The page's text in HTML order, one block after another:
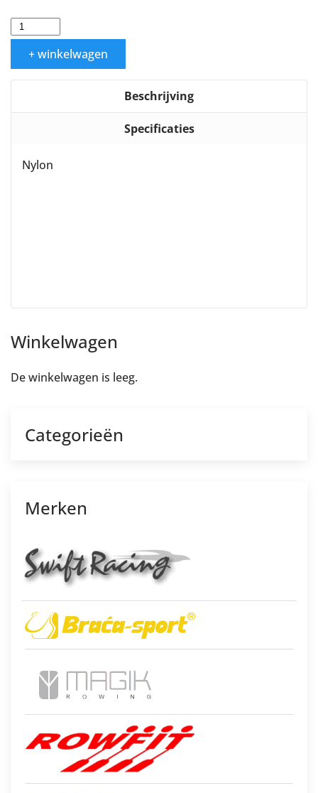
+ winkelwagen
Beschrijving
Specificaties
Nylon
Winkelwagen
De winkelwagen is leeg.
Categorieën
Merken